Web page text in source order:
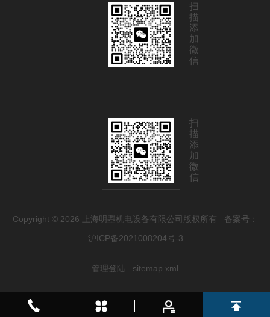
扫
描
添
加
微
信
扫
描
添
加
微
信
Copyright © 2026 上海明曌机电设备有限公司版权所有 备案号：
沪ICP备2021008204号-3
管理登陆 sitemap.xml